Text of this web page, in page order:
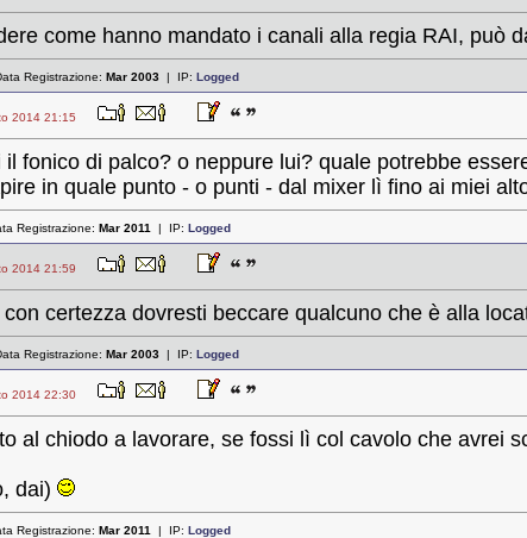
come hanno mandato i canali alla regia RAI, può
Registrazione: Mar 2003 | IP: Logged
2014 21:15
il fonico di palco? o neppure lui? quale potrebbe
in quale punto - o punti - dal mixer lì fino ai miei
Registrazione: Mar 2011 | IP: Logged
2014 21:59
certezza dovresti beccare qualcuno che è alla
Registrazione: Mar 2003 | IP: Logged
2014 22:30
al chiodo a lavorare, se fossi lì col cavolo che avrei
dai)
Registrazione: Mar 2011 | IP: Logged